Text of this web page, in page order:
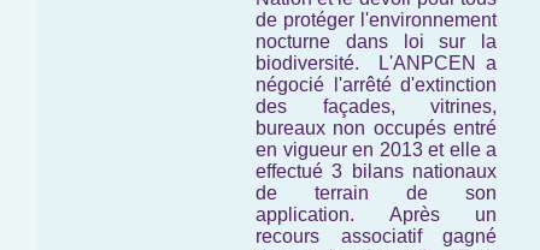
de protéger l'environnement
nocturne dans loi sur la
biodiversité.
L'ANPCEN a
négocié l'arrêté d'extinction
des façades, vitrines,
bureaux non occupés entré
en vigueur en 2013 et elle a
effectué 3 bilans nationaux
de terrain de son
application. Après un
recours associatif gagné